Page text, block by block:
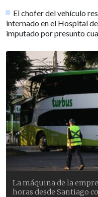
El chofer del vehículo
internado en el Hospital
imputado por presunto
La máquina de la
horas desde Santiago